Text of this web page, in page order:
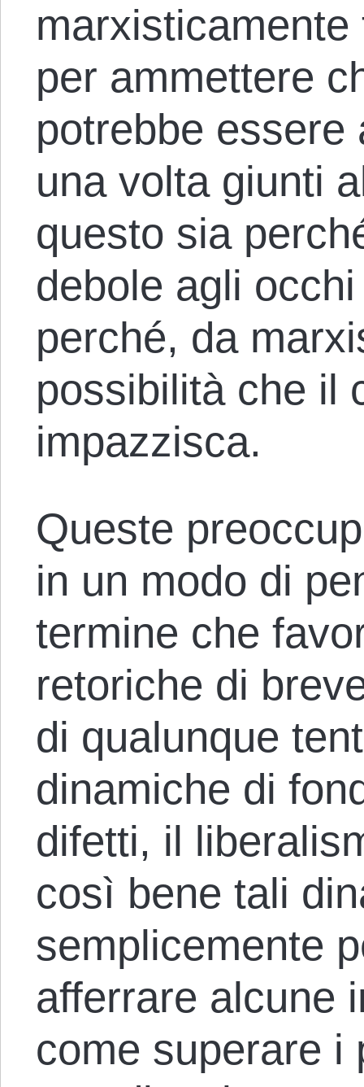
per ammettere
potrebbe
una volta giunti
questo sia
debole agli
perché, da
possibilità che il
impazzisca.
Queste
in un modo di
termine che
retoriche di
di qualunque
dinamiche di
difetti, il
così bene tali
semplicemente
afferrare alcune
come superare i